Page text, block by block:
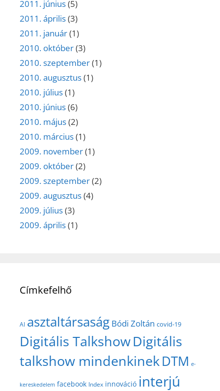
2011. június(5)
2011. április(3)
2011. január(1)
2010. október(3)
2010. szeptember(1)
2010. augusztus(1)
2010. július(1)
2010. június(6)
2010. május(2)
2010. március(1)
2009. november(1)
2009. október(2)
2009. szeptember(2)
2009. augusztus(4)
2009. július(3)
2009. április(1)
Címkefelhő
AI asztaltársaság Bódi Zoltán covid-19
Digitális TalkshowDigitális
talkshow mindenkinekDTM e-
kereskedelem facebook Index innováció interjú